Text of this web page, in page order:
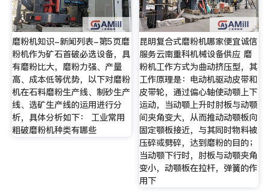
磨粉机知识-新闻列表-第5页磨
粉机作为矿石首破必选设备，具
有磨粉比大，磨粉力强、产量
高、成本低等优势，以下对磨粉
机在石料磨粉生产线、制砂生产
线、选矿生产线的运用进行分
析，具体分析如下： 工业常用
粗破磨粉机种类有哪些
昆明复合式磨粉机哪家便宜诚信
服务云南重科机械设备供应 磨
粉机工作方式为曲动挤压型，其
工作原理是：电动机驱动皮带和
皮带轮，通过偏心轴使动颚上下
运动，当动颚上升时肘板与动颚
间夹角变大，从而推动动颚板向
固定颚板接近，与其同时物料被
压碎或劈碎，达到磨粉的目的；
当动颚下行时，肘板与动颚夹角
变小，动颚板在拉杆，弹簧的作
用下